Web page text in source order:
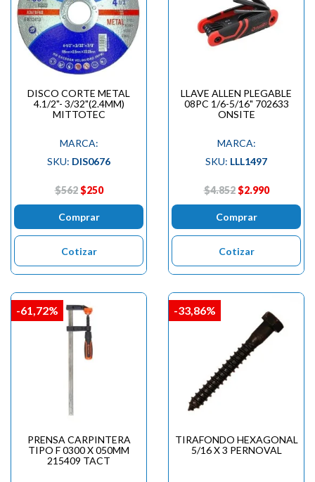
DISCO CORTE METAL
4.1/2"- 3/32"(2.4MM)
MITTOTEC
MARCA:
SKU: DIS0676
$562 $250
Comprar
Cotizar
LLAVE ALLEN PLEGABLE
08PC 1/6-5/16" 702633
ONSITE
MARCA:
SKU: LLL1497
$4.852 $2.990
Comprar
Cotizar
PRENSA CARPINTERA
TIPO F 0300 X 050MM
215409 TACT
-61,72%
TIRAFONDO HEXAGONAL
5/16 X 3 PERNOVAL
-33,86%